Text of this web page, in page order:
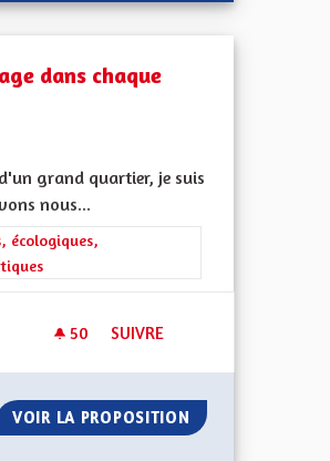
en Europe
dans chaque
grand quartier, je suis
nous...
: Les transitions énergétiques,
écologiques,
50 50 ABONNÉS
SUIVRE
VOIR LA PROPOSITION DES BENNES DE